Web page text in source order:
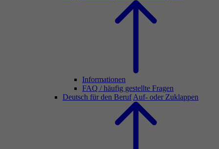
Informationen
FAQ / häufig gestellte Fragen
Deutsch für den Beruf Auf- oder Zuklappen